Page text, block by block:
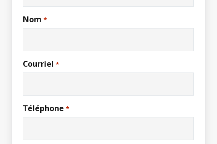
Nom *
Courriel *
Téléphone *